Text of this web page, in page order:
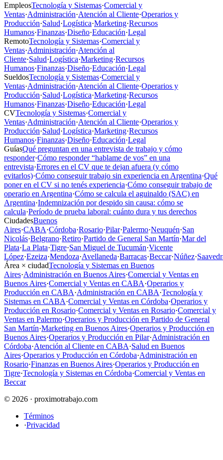
EmpleosTecnología y Sistemas·Comercial y
Ventas·Administración·Atención al Cliente·Operarios y
Producción·Salud·Logística·Marketing·Recursos
Humanos·Finanzas·Diseño·Educación·Legal
RemotoTecnología y Sistemas·Comercial y
Ventas·Administración·Atención al
Cliente·Salud·Logística·Marketing·Recursos
Humanos·Finanzas·Diseño·Educación·Legal
SueldosTecnología y Sistemas·Comercial y
Ventas·Administración·Atención al Cliente·Operarios y
Producción·Salud·Logística·Marketing·Recursos
Humanos·Finanzas·Diseño·Educación·Legal
CVTecnología y Sistemas·Comercial y
Ventas·Administración·Atención al Cliente·Operarios y
Producción·Salud·Logística·Marketing·Recursos
Humanos·Finanzas·Diseño·Educación·Legal
GuíasQué preguntan en una entrevista de trabajo y cómo
responder·Cómo responder “hablame de vos” en una
entrevista·Errores en el CV que te dejan afuera (y cómo
evitarlos)·Cómo conseguir trabajo sin experiencia en Argentina·Qué
poner en el CV si no tenés experiencia·Cómo conseguir trabajo de
operario en Argentina·Cómo se calcula el aguinaldo (SAC) en
Argentina·Indemnización por despido sin causa: cómo se
calcula·Período de prueba laboral: cuánto dura y tus derechos
CiudadesBuenos
Aires·CABA·Córdoba·Rosario·Pilar·Palermo·Neuquén·San
Nicolás·Belgrano·Retiro·Partido de General San Martín·Mar del
Plata·La Plata·Tigre·San Miguel de Tucumán·Vicente
López·Ezeiza·Mendoza·Avellaneda·Barracas·Beccar·Núñez·
Área × ciudadTecnología y Sistemas en Buenos
Aires·Administración en Buenos Aires·Comercial y Ventas en
Buenos Aires·Comercial y Ventas en CABA·Operarios y
Producción en CABA·Administración en CABA·Tecnología y
Sistemas en CABA·Comercial y Ventas en Córdoba·Operarios y
Producción en Rosario·Comercial y Ventas en Rosario·Comercial y
Ventas en Palermo·Operarios y Producción en Partido de General
San Martín·Marketing en Buenos Aires·Operarios y Producción en
Buenos Aires·Operarios y Producción en Pilar·Administración en
Córdoba·Atención al Cliente en CABA·Salud en Buenos
Aires·Operarios y Producción en Córdoba·Administración en
Rosario·Finanzas en Buenos Aires·Operarios y Producción en
Tigre·Tecnología y Sistemas en Córdoba·Comercial y Ventas en
Beccar
© 2026 · proximotrabajo.com
Términos
·Privacidad